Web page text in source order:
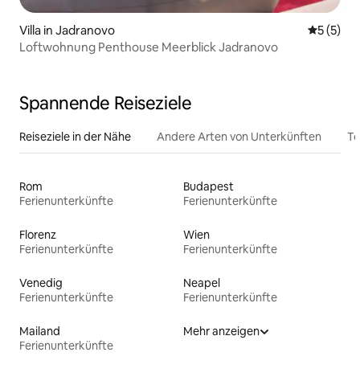
Villa in Jadranovo
5 (5)
Loftwohnung Penthouse Meerblick Jadranovo
Spannende Reiseziele
Reiseziele in der Nähe Andere Arten von Unterkünften
Rom
Ferienunterkünfte
Budapest
Ferienunterkünfte
Florenz
Ferienunterkünfte
Wien
Ferienunterkünfte
Venedig
Ferienunterkünfte
Neapel
Ferienunterkünfte
Mailand
Ferienunterkünfte
Mehr anzeigen